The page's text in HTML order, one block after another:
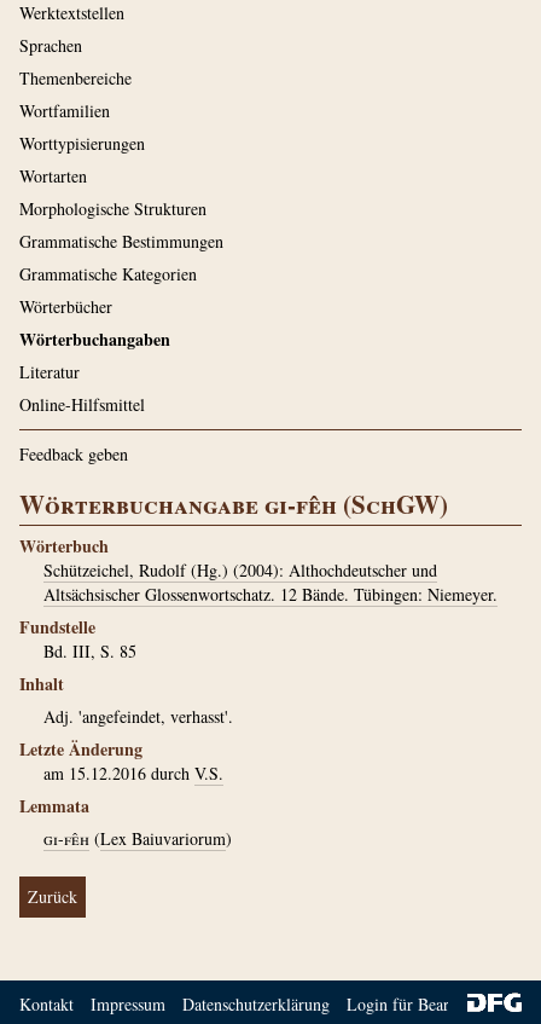
Werktextstellen
Sprachen
Themenbereiche
Wortfamilien
Worttypisierungen
Wortarten
Morphologische Strukturen
Grammatische Bestimmungen
Grammatische Kategorien
Wörterbücher
Wörterbuchangaben
Literatur
Online-Hilfsmittel
Feedback geben
Wörterbuchangabe gi-fêh (SchGW)
Wörterbuch
Schützeichel, Rudolf (Hg.) (2004): Althochdeutscher und
Altsächsischer Glossenwortschatz. 12 Bände. Tübingen: Niemeyer.
Fundstelle
Bd. III, S. 85
Inhalt
Adj. 'angefeindet, verhasst'.
Letzte Änderung
am 15.12.2016 durch V.S.
Lemmata
gi-fêh (Lex Baiuvariorum)
Zurück
Kontakt Impressum Datenschutzerklärung Login für Bearbeiter